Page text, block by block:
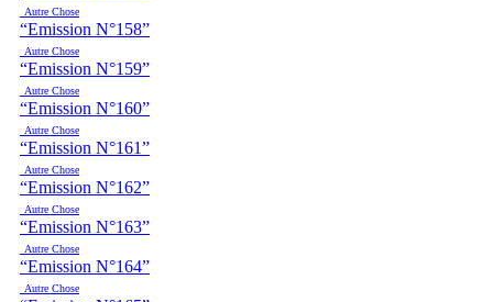
Autre Chose
“Emission N°158”
Autre Chose
“Emission N°159”
Autre Chose
“Emission N°160”
Autre Chose
“Emission N°161”
Autre Chose
“Emission N°162”
Autre Chose
“Emission N°163”
Autre Chose
“Emission N°164”
Autre Chose